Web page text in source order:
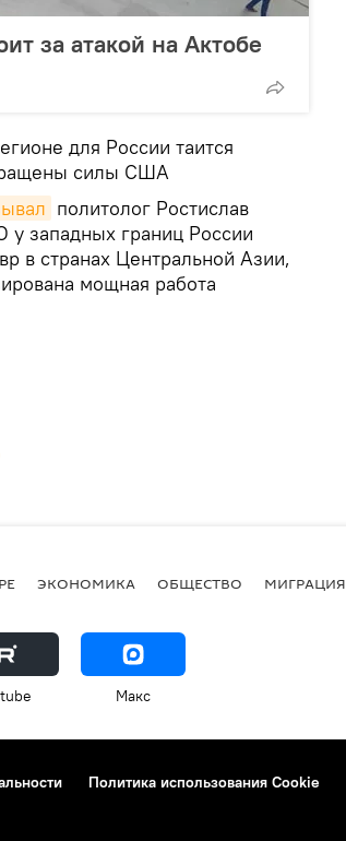
за атакой на Актобе
для России таится
силы США
политолог Ростислав
у западных границ России
в странах Центральной Азии,
мощная работа
ЭКОНОМИКА ОБЩЕСТВО МИГРАЦИЯ
Макс
Политика использования Cookie